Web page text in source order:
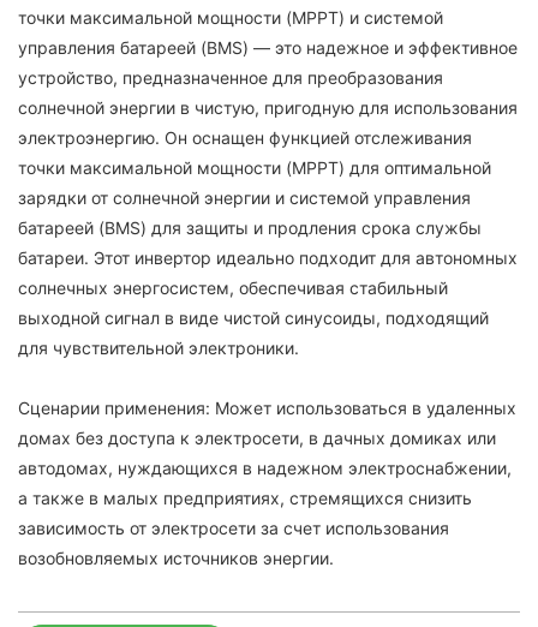
точки максимальной мощности (MPPT) и системой
управления батареей (BMS) — это надежное и эффективное
устройство, предназначенное для преобразования
солнечной энергии в чистую, пригодную для использования
электроэнергию. Он оснащен функцией отслеживания
точки максимальной мощности (MPPT) для оптимальной
зарядки от солнечной энергии и системой управления
батареей (BMS) для защиты и продления срока службы
батареи. Этот инвертор идеально подходит для автономных
солнечных энергосистем, обеспечивая стабильный
выходной сигнал в виде чистой синусоиды, подходящий
для чувствительной электроники.
Сценарии применения: Может использоваться в удаленных
домах без доступа к электросети, в дачных домиках или
автодомах, нуждающихся в надежном электроснабжении,
а также в малых предприятиях, стремящихся снизить
зависимость от электросети за счет использования
возобновляемых источников энергии.